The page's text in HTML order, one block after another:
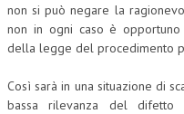
non si può negare la
non in ogni caso è
della legge del procedimento
Così sarà in una situazione di
bassa rilevanza del difetto